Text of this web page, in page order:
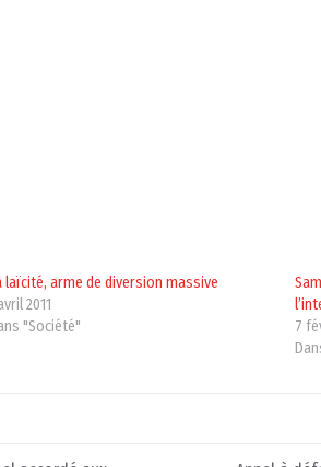
laïcité, arme de diversion massive
2011
"Société"
7